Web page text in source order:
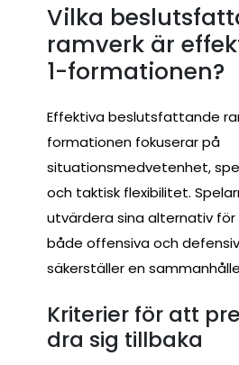
Vilka
ramverk är
1-formationen?
Effektiva beslutsfattande
formationen fokuserar på
situationsmedvetenhet,
och taktisk flexibilitet.
utvärdera sina alternativ
både offensiva och
säkerställer en
Kriterier för att
dra sig tillbaka